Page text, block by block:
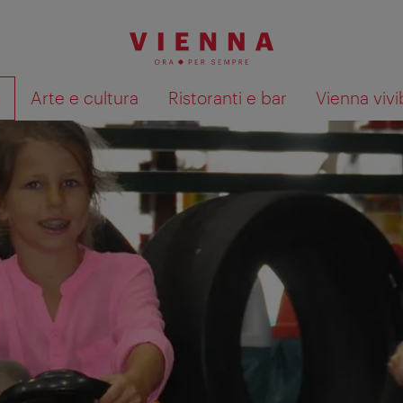
Arte e cultura Ristoranti e bar Vienna
Mostra i risultati della ricerca